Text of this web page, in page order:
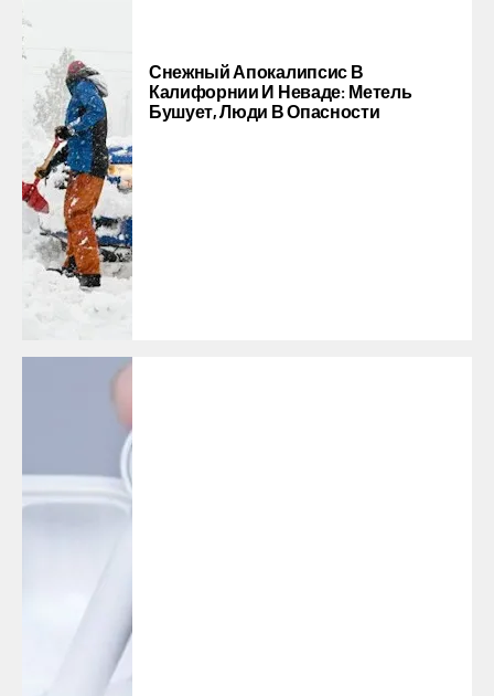
Снежный Апокалипсис В
Калифорнии И Неваде: Метель
Бушует, Люди В Опасности